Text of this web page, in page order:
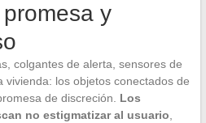
y
colgantes de alerta, sensores de
vivienda: los objetos conectados de
de discreción. Los
no estigmatizar al usuario,